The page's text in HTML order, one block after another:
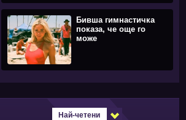
Бивша гимнастичка
показа, че още го
може
Най-четени